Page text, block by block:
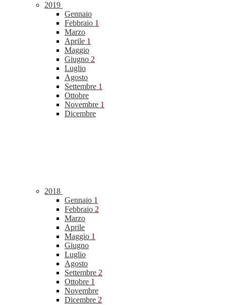
2019
Gennaio
Febbraio 1
Marzo
Aprile 1
Maggio
Giugno 2
Luglio
Agosto
Settembre 1
Ottobre
Novembre 1
Dicembre
2018
Gennaio 1
Febbraio 2
Marzo
Aprile
Maggio 1
Giugno
Luglio
Agosto
Settembre 2
Ottobre 1
Novembre
Dicembre 2